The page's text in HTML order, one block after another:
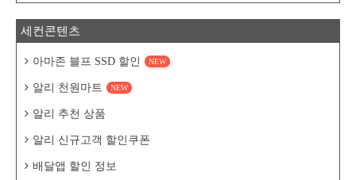
세컨콘텐츠
아마존 블프 SSD 할인 NEW
알리 천원마트 NEW
알리 추천 상품
알리 신규고객 할인쿠폰
배달앱 할인 정보